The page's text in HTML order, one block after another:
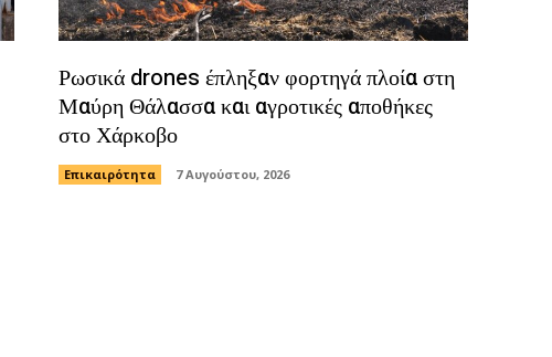
Ρωσικά drones έπληξαν φορτηγά πλοία στη
Μαύρη Θάλασσα και αγροτικές αποθήκες
στο Χάρκοβο
Επικαιρότητα 7 Αυγούστου, 2026